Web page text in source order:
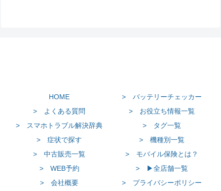
HOME
> バッテリーチェッカー
> よくある質問
> お役立ち情報一覧
> スマホトラブル解決辞典
> タグ一覧
> 症状で探す
> 機種別一覧
> 中古販売一覧
> モバイル保険とは？
> WEB予約
> ▶全店舗一覧
> 会社概要
> プライバシーポリシー